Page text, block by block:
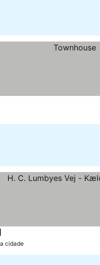
cidade